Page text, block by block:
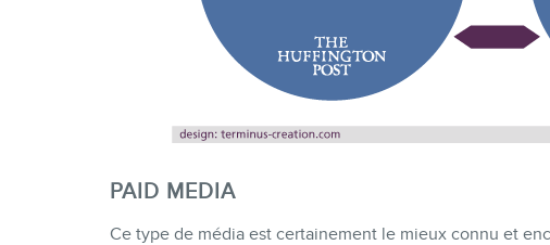
PAID MEDIA
Ce type de média est certainement le mieux connu et